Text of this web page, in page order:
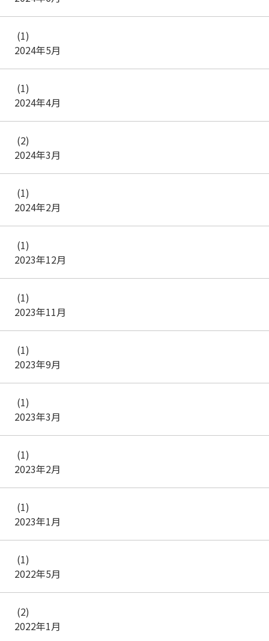
2024年5月
(1)
2024年4月
(1)
2024年3月
(2)
2024年2月
(1)
2023年12月
(1)
2023年11月
(1)
2023年9月
(1)
2023年3月
(1)
2023年2月
(1)
2023年1月
(1)
2022年5月
(1)
2022年1月
(2)